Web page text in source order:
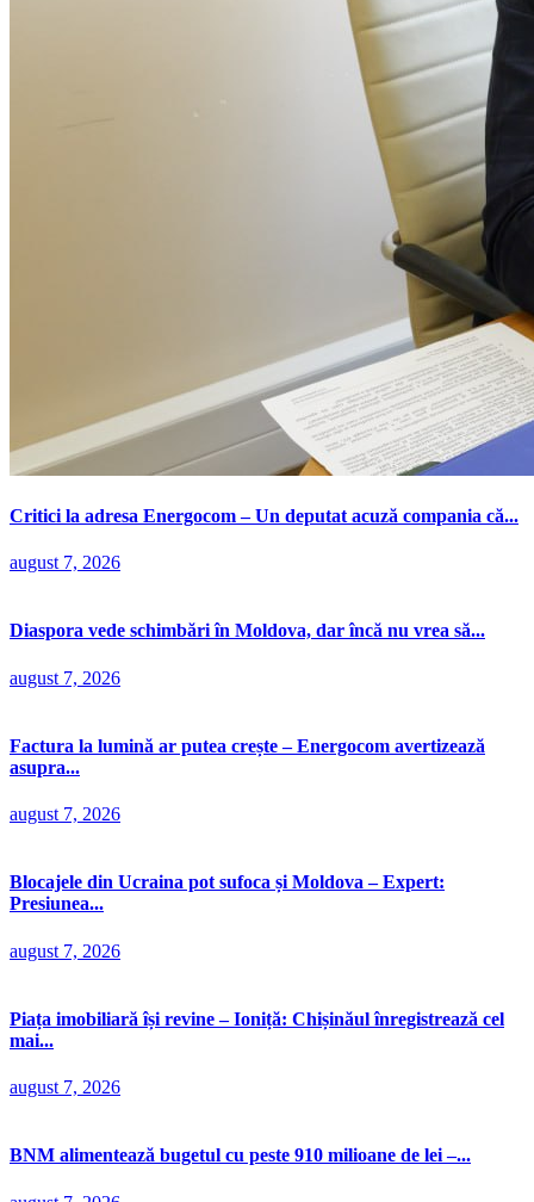
Critici la adresa Energocom – Un deputat acuză compania că...
august 7, 2026
Diaspora vede schimbări în Moldova, dar încă nu vrea să...
august 7, 2026
Factura la lumină ar putea crește – Energocom avertizează
asupra...
august 7, 2026
Blocajele din Ucraina pot sufoca și Moldova – Expert:
Presiunea...
august 7, 2026
Piața imobiliară își revine – Ioniță: Chișinăul înregistrează cel
mai...
august 7, 2026
BNM alimentează bugetul cu peste 910 milioane de lei –...